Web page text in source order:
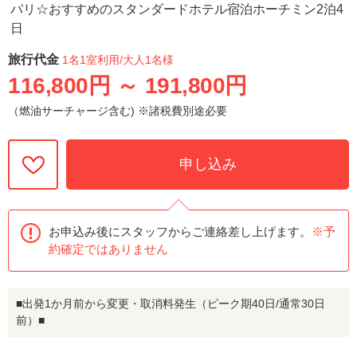
パリ☆おすすめのスタンダードホテル宿泊ホーチミン2泊4
日
旅行代金 1名1室利用/大人1名様
116,800円 ～ 191,800円
（燃油サーチャージ含む) ※諸税費別途必要
申し込み
お申込み後にスタッフからご連絡差し上げます。
※予
約確定ではありません
■出発1か月前から変更・取消料発生（ピーク期40日/通常30日
前）■